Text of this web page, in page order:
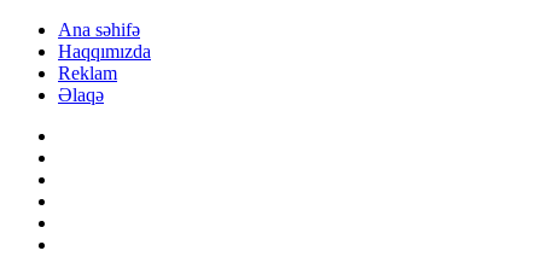
Ana səhifə
Haqqımızda
Reklam
Əlaqə